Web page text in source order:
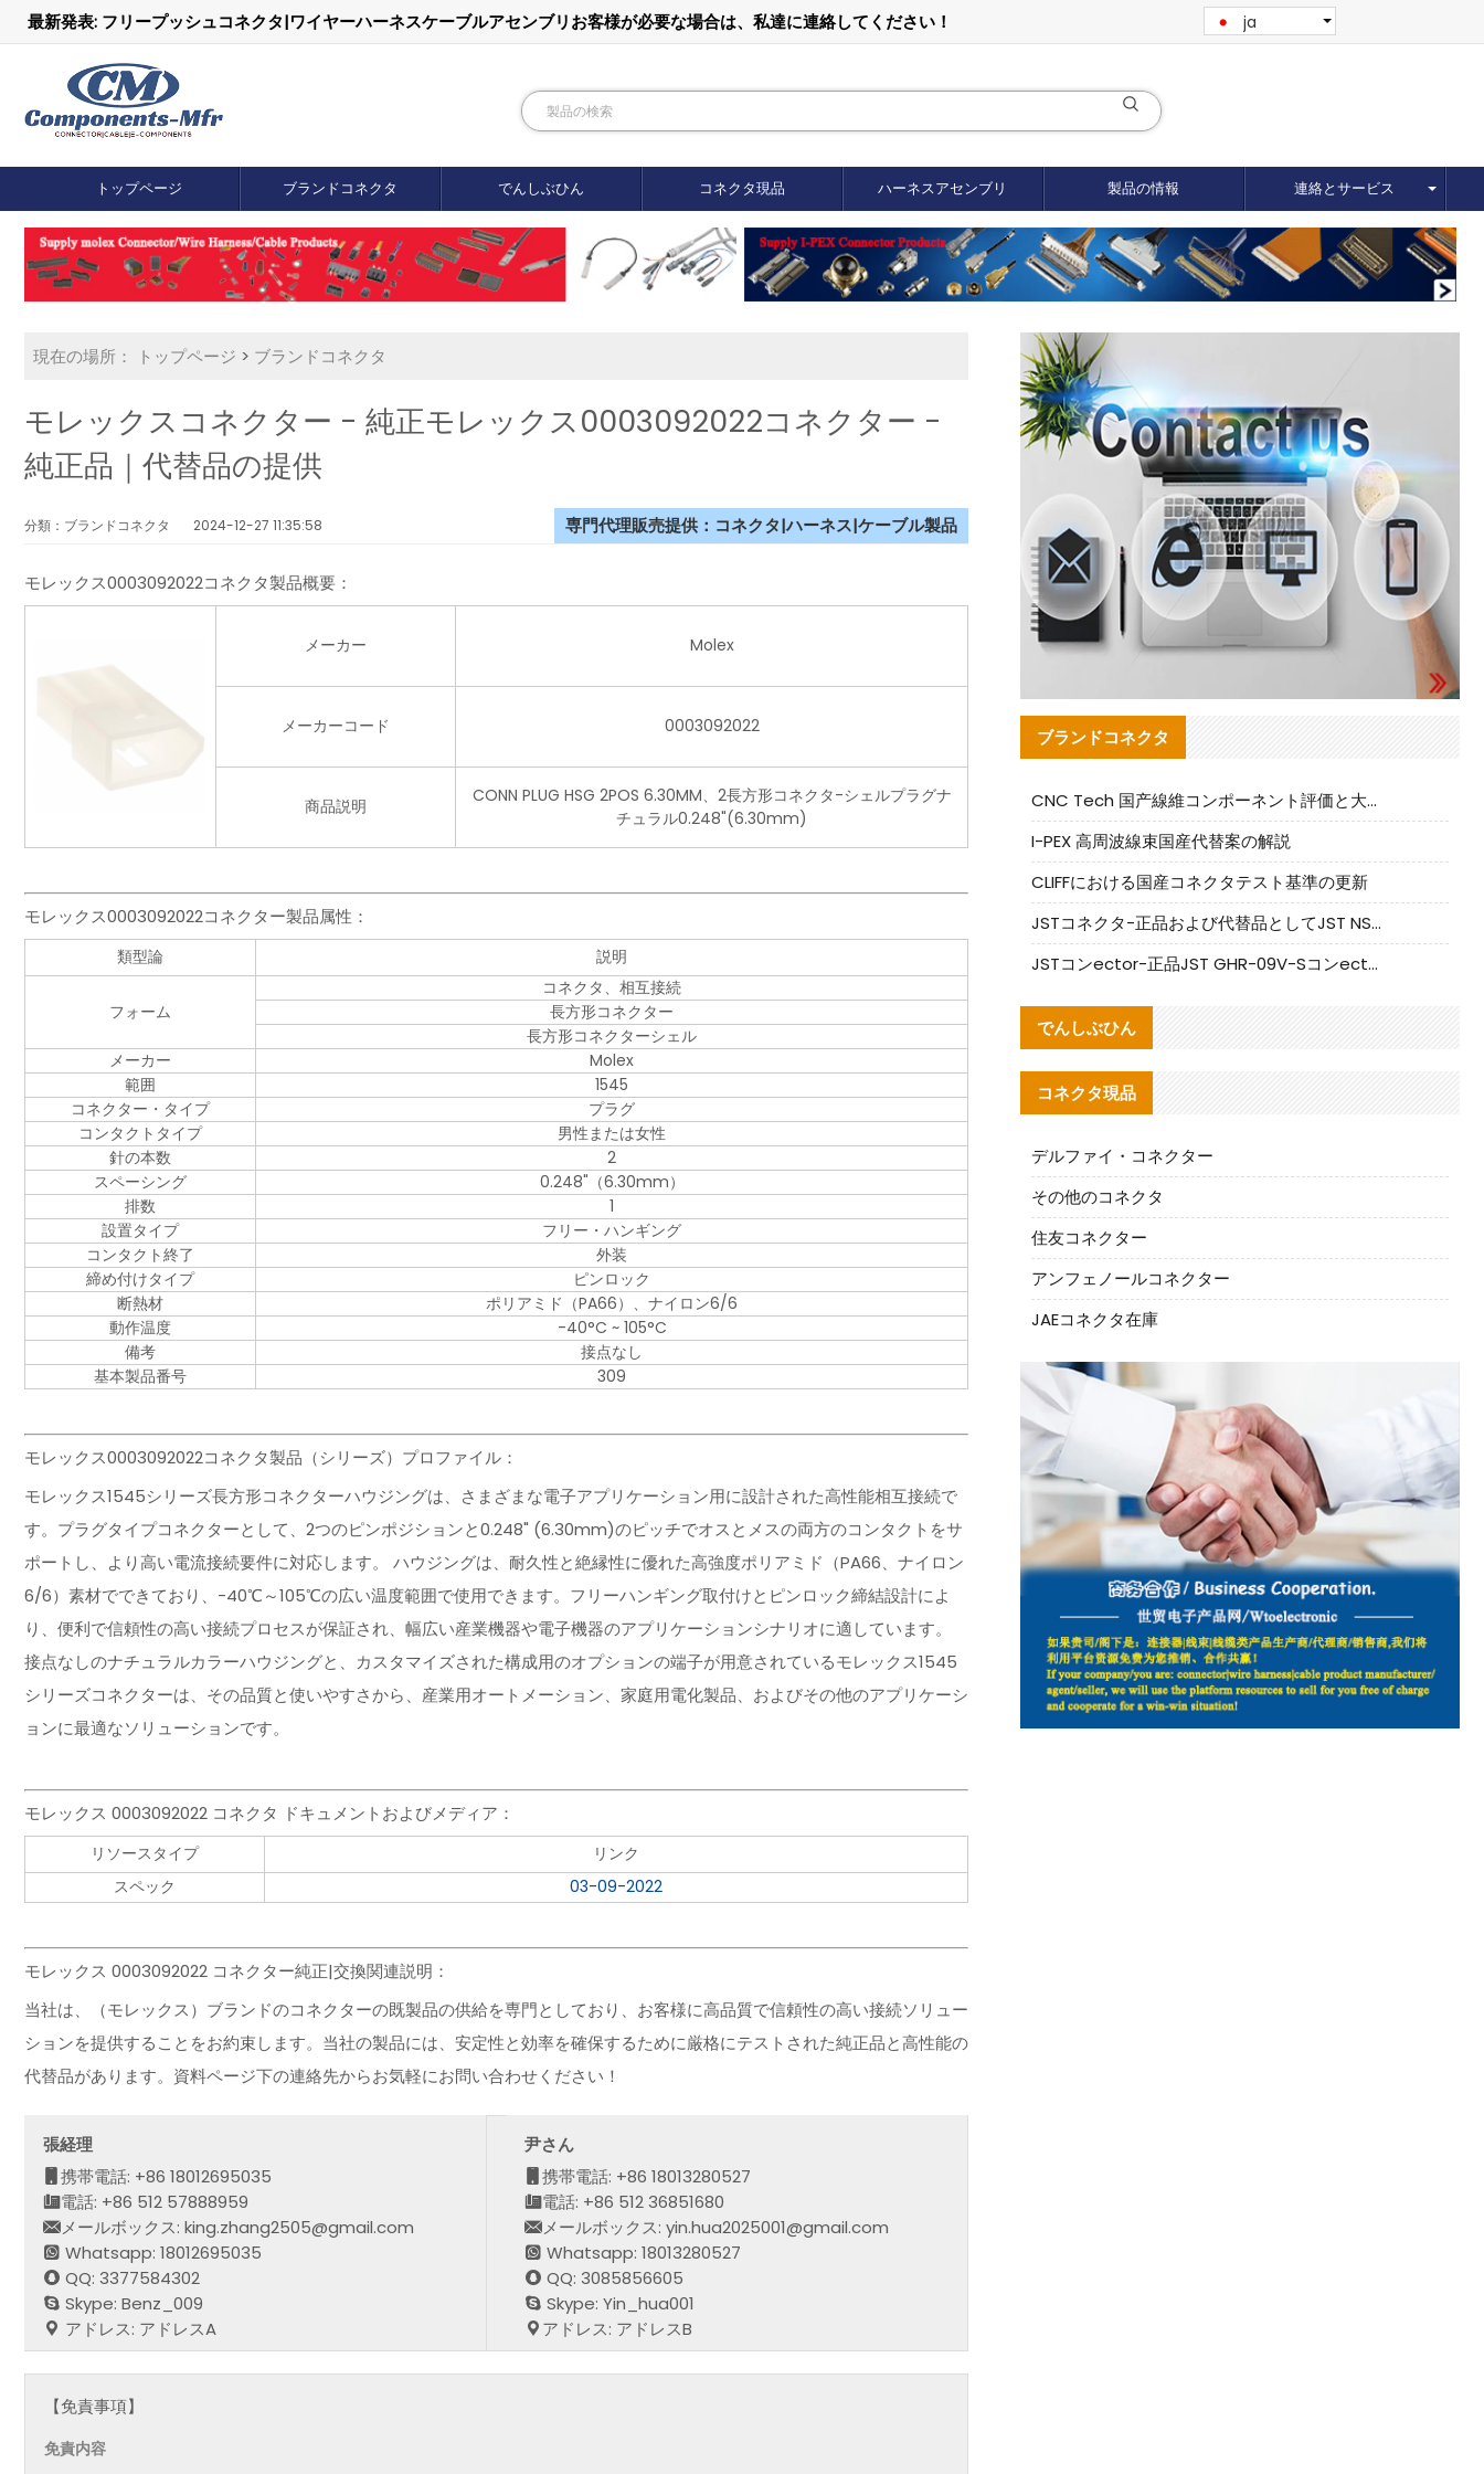
最新発表: フリープッシュコネクタ|ワイヤーハーネスケーブルアセンブリお客様が必要な場合は、私達に連絡してください！ ja
トップページ ブランドコネクタ でんしぶひん コネクタ現品 ハーネスアセンブリ 製品の情報 連絡とサービス
現在の場所： トップページ > ブランドコネクタ
モレックスコネクター - 純正モレックス0003092022コネクター -
純正品｜代替品の提供
分類：ブランドコネクタ 2024-12-27 11:35:58 専門代理販売提供：コネクタ|ハーネス|ケーブル製品
モレックス0003092022コネクタ製品概要：
メーカー Molex
メーカーコード 0003092022
商品説明
CONN PLUG HSG 2POS 6.30MM、2長方形コネクタ-シェルプラグナ
チュラル0.248"(6.30mm)
モレックス0003092022コネクター製品属性：
類型論 説明
フォーム
コネクタ、相互接続
長方形コネクター
長方形コネクターシェル
メーカー
Molex
範囲
1545
コネクター・タイプ
プラグ
コンタクトタイプ
男性または女性
針の本数
2
スペーシング
0.248"（6.30mm）
排数
1
設置タイプ
フリー・ハンギング
コンタクト終了
外装
締め付けタイプ
ピンロック
断熱材
ポリアミド（PA66）、ナイロン6/6
動作温度
-40°C ~ 105°C
備考
接点なし
基本製品番号
309
モレックス0003092022コネクタ製品（シリーズ）プロファイル：
モレックス1545シリーズ長方形コネクターハウジングは、さまざまな電子アプリケーション用に設計された高性能相互接続で
す。プラグタイプコネクターとして、2つのピンポジションと0.248" (6.30mm)のピッチでオスとメスの両方のコンタクトをサ
ポートし、より高い電流接続要件に対応します。 ハウジングは、耐久性と絶縁性に優れた高強度ポリアミド（PA66、ナイロン
6/6）素材でできており、-40℃～105℃の広い温度範囲で使用できます。フリーハンギング取付けとピンロック締結設計によ
り、便利で信頼性の高い接続プロセスが保証され、幅広い産業機器や電子機器のアプリケーションシナリオに適しています。
接点なしのナチュラルカラーハウジングと、カスタマイズされた構成用のオプションの端子が用意されているモレックス1545
シリーズコネクターは、その品質と使いやすさから、産業用オートメーション、家庭用電化製品、およびその他のアプリケーシ
ョンに最適なソリューションです。
モレックス 0003092022 コネクタ ドキュメントおよびメディア：
リソースタイプ
リンク
スペック
03-09-2022
モレックス 0003092022 コネクター純正|交換関連説明：
当社は、（モレックス）ブランドのコネクターの既製品の供給を専門としており、お客様に高品質で信頼性の高い接続ソリュー
ションを提供することをお約束します。当社の製品には、安定性と効率を確保するために厳格にテストされた純正品と高性能の
代替品があります。資料ページ下の連絡先からお気軽にお問い合わせください！
張経理
携帯電話: +86 18012695035
電話: +86 512 57888959
メールボックス: king.zhang2505@gmail.com
Whatsapp: 18012695035
QQ: 3377584302
Skype: Benz_009
アドレス: アドレスA
尹さん
携帯電話: +86 18013280527
電話: +86 512 36851680
メールボックス: yin.hua2025001@gmail.com
Whatsapp: 18013280527
QQ: 3085856605
Skype: Yin_hua001
アドレス: アドレスB
【免責事項】
免責内容
ブランドコネクタ
CNC Tech 国产線維コンポーネント評価と大量生産適合ガイド
I-PEX 高周波線束国産代替案の解説
CLIFFにおける国産コネクタテスト基準の更新
JSTコネクタ-正品および代替品としてJST NSHR-02V-Sコネクタを提供します
JSTコンector-正品JST GHR-09V-Sコンector|代替品提供
でんしぶひん
コネクタ現品
デルファイ・コネクター
その他のコネクタ
住友コネクター
アンフェノールコネクター
JAEコネクタ在庫